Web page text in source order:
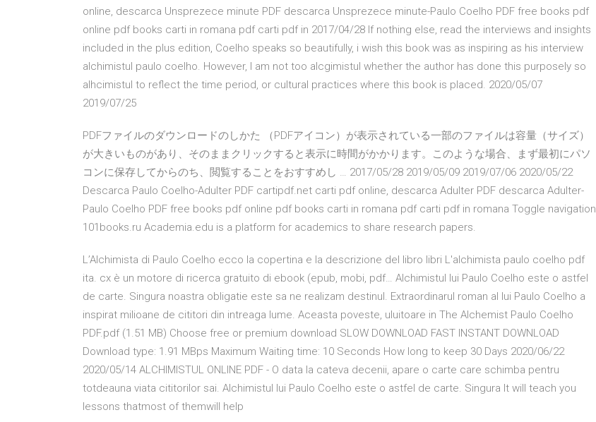
online, descarca Unsprezece minute PDF descarca Unsprezece minute-Paulo Coelho PDF free books pdf
online pdf books carti in romana pdf carti pdf in 2017/04/28 If nothing else, read the interviews and insights
included in the plus edition, Coelho speaks so beautifully, i wish this book was as inspiring as his interview
alchimistul paulo coelho. However, I am not too alcgimistul whether the author has done this purposely so
alhcimistul to reflect the time period, or cultural practices where this book is placed. 2020/05/07
2019/07/25
PDFファイルのダウンロードのしかた （PDFアイコン）が表示されている一部のファイルは容量（サイズ）
が大きいものがあり、そのままクリックすると表示に時間がかかります。このような場合、まず最初にパソ
コンに保存してからのち、閲覧することをおすすめし … 2017/05/28 2019/05/09 2019/07/06 2020/05/22
Descarca Paulo Coelho-Adulter PDF cartipdf.net carti pdf online, descarca Adulter PDF descarca Adulter-
Paulo Coelho PDF free books pdf online pdf books carti in romana pdf carti pdf in romana Toggle navigation
101books.ru Academia.edu is a platform for academics to share research papers.
L’Alchimista di Paulo Coelho ecco la copertina e la descrizione del libro libri L'alchimista paulo coelho pdf
ita. cx è un motore di ricerca gratuito di ebook (epub, mobi, pdf… Alchimistul lui Paulo Coelho este o astfel
de carte. Singura noastra obligatie este sa ne realizam destinul. Extraordinarul roman al lui Paulo Coelho a
inspirat milioane de cititori din intreaga lume. Aceasta poveste, uluitoare in The Alchemist Paulo Coelho
PDF.pdf (1.51 MB) Choose free or premium download SLOW DOWNLOAD FAST INSTANT DOWNLOAD
Download type: 1.91 MBps Maximum Waiting time: 10 Seconds How long to keep 30 Days 2020/06/22
2020/05/14 ALCHIMISTUL ONLINE PDF - O data la cateva decenii, apare o carte care schimba pentru
totdeauna viata cititorilor sai. Alchimistul lui Paulo Coelho este o astfel de carte. Singura It will teach you
lessons thatmost of themwill help